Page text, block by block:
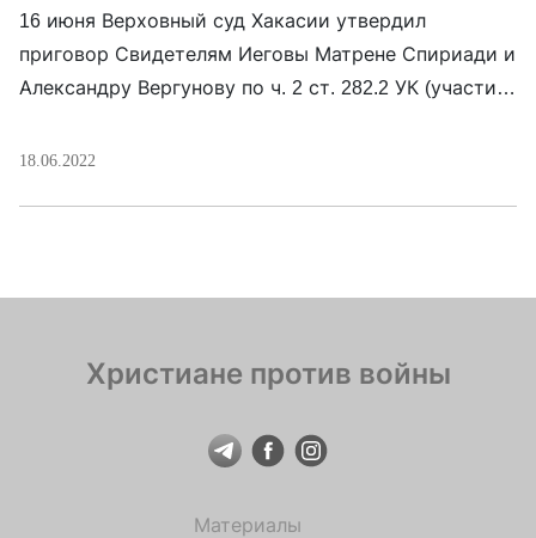
16 июня Верховный суд Хакасии утвердил
приговор Свидетелям Иеговы Матрене Спириади и
Александру Вергунову по ч. 2 ст. 282.2 УК (участие
апреле Абаканский городской суд Хакасии признал
18.06.2022
Христиане против войны
Материалы